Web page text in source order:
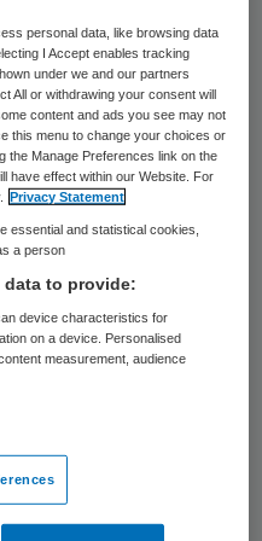
bezighoudt met
tegen
eigenaar.
uit Berkeley
in 2012 opgerichte
over. Een deel
in aandelen.
drie
van de
van
is Oss, met
Bom Capital en
personal data, like browsing data
I Accept enables tracking
under we and our partners
All or withdrawing your consent will
content and ads you see may not
this menu to change your choices or
the Manage Preferences link on the
have effect within our Website. For
Privacy Statement
essential and statistical cookies,
a person
data to provide:
device characteristics for
on a device. Personalised
measurement, audience